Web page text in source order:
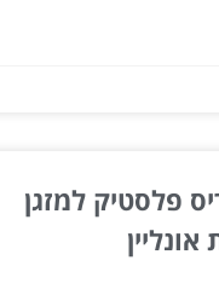
פלסטיק למזגן